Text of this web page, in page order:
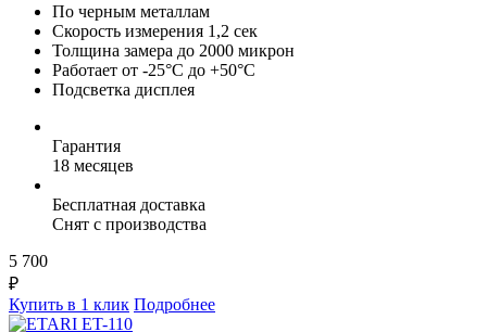
По черным металлам
Скорость измерения 1,2 сек
Толщина замера до 2000 микрон
Работает от -25°C до +50°C
Подсветка дисплея
Гарантия
18 месяцев
Бесплатная доставка
Снят с производства
5 700
₽
Купить в 1 клик Подробнее